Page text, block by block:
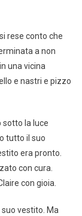
rese conto che
a non
una vicina
e nastri e pizzo
sotto la luce
tutto il suo
era pronto.
con cura.
con gioia.
suo vestito. Ma